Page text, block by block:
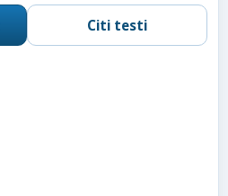
Citi testi